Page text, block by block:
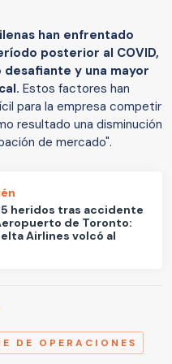
han enfrentado
posterior al COVID,
y una mayor
Estos factores han
para la empresa competir
resultado una disminución
de mercado".
heridos tras accidente
de Toronto:
Airlines volcó al
DE OPERACIONES